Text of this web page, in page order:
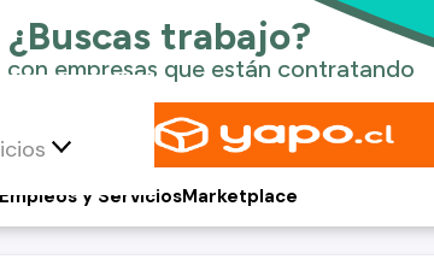
Empleos y ServiciosMarketplace